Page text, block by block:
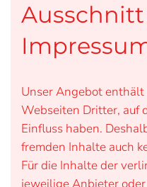
Unser Angebot enthält
Webseiten Dritter, auf
Einfluss haben.
fremden Inhalte auch
Für die Inhalte der